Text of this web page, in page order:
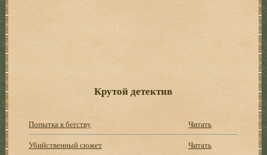
Крутой детектив
Попытка к бегству
Читать
Убийственный сюжет
Читать